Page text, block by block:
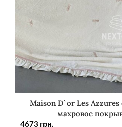
Maison D`or Les
махровое
4673 грн.